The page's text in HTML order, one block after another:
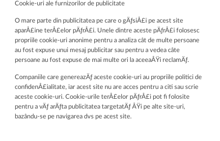
Cookie-uri ale furnizorilor de publicitate
O mare parte din publicitatea pe care o gÄƒsiÅ£i pe acest site
aparÅ£ine terÅ£elor pÄƒrÅ£i. Unele dintre aceste pÄƒrÅ£i folosesc
propriile cookie-uri anonime pentru a analiza cât de multe persoane
au fost expuse unui mesaj publicitar sau pentru a vedea câte
persoane au fost expuse de mai multe ori la aceeaÅŸi reclamÄƒ.
Companiile care genereazÄƒ aceste cookie-uri au propriile politici de
confidenÅ£ialitate, iar acest site nu are acces pentru a citi sau scrie
aceste cookie-uri. Cookie-urile terÅ£elor pÄƒrÅ£i pot fi folosite
pentru a vÄƒ arÄƒta publicitatea targetatÄƒ ÅŸi pe alte site-uri,
bazându-se pe navigarea dvs pe acest site.